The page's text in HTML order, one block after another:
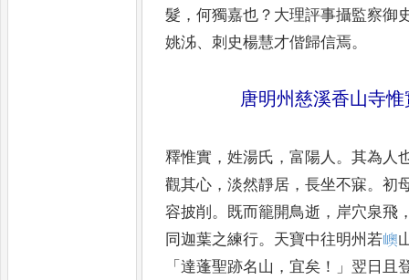
髮 ，何獨嘉也 ？ 大理評事攝監察御
姚泲、刺史楊慧才偕歸信焉。
唐明州慈溪香山寺惟
釋惟實 ，姓湯氏 ，富陽人 。其為人
觀其心 ，淡然靜居 ，長坐不寐。初
容披削 。 既而籠開鳥逝 ， 岸穴泉飛
同迦葉之練行。 天寶中往明州若㠗
「達蓬聖跡名山 ， 宜矣 ！」 翌日且